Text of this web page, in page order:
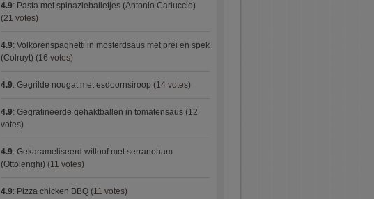
4.9: Pasta met spinazieballetjes (Antonio Carluccio)
(21 votes)
4.9: Volkorenspaghetti in mosterdsaus met prei en spek
(Colruyt) (16 votes)
4.9: Gegrilde nougat met esdoornsiroop (14 votes)
4.9: Gegratineerde gehaktballen in tomatensaus (12
votes)
4.9: Gekarameliseerd witloof met serranoham
(Ottolenghi) (11 votes)
4.9: Pizza chicken BBQ (11 votes)